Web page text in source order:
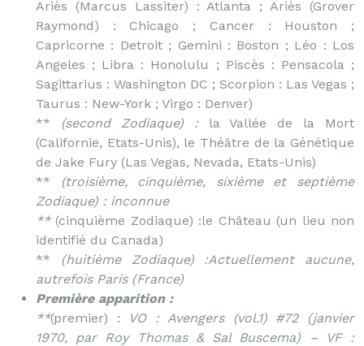
Ariès (Marcus Lassiter) : Atlanta ; Ariès (Grover
Raymond) : Chicago ; Cancer : Houston ;
Capricorne : Detroit ; Gemini : Boston ; Léo : Los
Angeles ; Libra : Honolulu ; Piscès : Pensacola ;
Sagittarius : Washington DC ; Scorpion : Las Vegas ;
Taurus : New-York ; Virgo : Denver)
** (second Zodiaque) :la Vallée de la Mort
(Californie, Etats-Unis), le Théâtre de la Génétique
de Jake Fury (Las Vegas, Nevada, Etats-Unis)
** (troisième, cinquième, sixième et septième
Zodiaque) : inconnue
**(cinquième Zodiaque) :le Château (un lieu non
identifié du Canada)
** (huitième Zodiaque) :Actuellement aucune,
autrefois Paris (France)
Première apparition :
**(premier) :
VO : Avengers (vol.1) #72 (janvier
1970, par Roy Thomas & Sal Buscema) – VF :